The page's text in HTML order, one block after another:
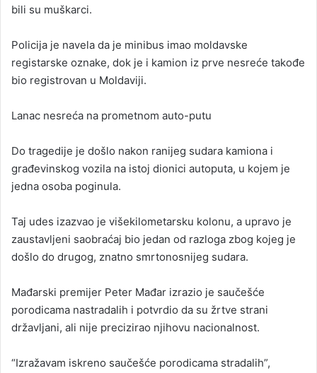
bili su muškarci.
Policija je navela da je minibus imao moldavske
registarske oznake, dok je i kamion iz prve nesreće takođe
bio registrovan u Moldaviji.
Lanac nesreća na prometnom auto-putu
Do tragedije je došlo nakon ranijeg sudara kamiona i
građevinskog vozila na istoj dionici autoputa, u kojem je
jedna osoba poginula.
Taj udes izazvao je višekilometarsku kolonu, a upravo je
zaustavljeni saobraćaj bio jedan od razloga zbog kojeg je
došlo do drugog, znatno smrtonosnijeg sudara.
Mađarski premijer Peter Mađar izrazio je saučešće
porodicama nastradalih i potvrdio da su žrtve strani
državljani, ali nije precizirao njihovu nacionalnost.
“Izražavam iskreno saučešće porodicama stradalih”,